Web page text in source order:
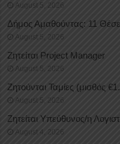
August 5, 2026
Δήμος Αμαθούντας: 11
August 5, 2026
Ζητείται Project Manager
August 5, 2026
Ζητούνται Ταμίες (μισθός
August 5, 2026
Ζητείται Υπεύθυνος/η
August 4, 2026